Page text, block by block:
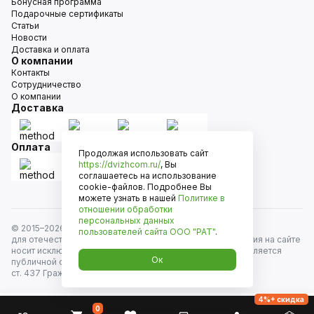
Подарочные сертификаты
Статьи
Новости
Доставка и оплата
О компании
Контакты
Сотрудничество
О компании
Доставка
Оплата
© 2015–2026
Движком — сеть магазинов автозапчастей
для отечественных автомобилей и иномарок. Информация на сайте
носит исключительно информационный характер и не является
публичной офертой, определяемой положениями
ст. 437 Гражданского кодекса РФ. Все права защищены.
0
4%+ скидка
Продолжая использовать сайт
https://dvizhcom.ru/, Вы
соглашаетесь на использование
cookie-файлов. Подробнее Вы
можете узнать в нашей Политике в
отношении обработки
персональных данных
пользователей сайта ООО "РАТ".
Ок